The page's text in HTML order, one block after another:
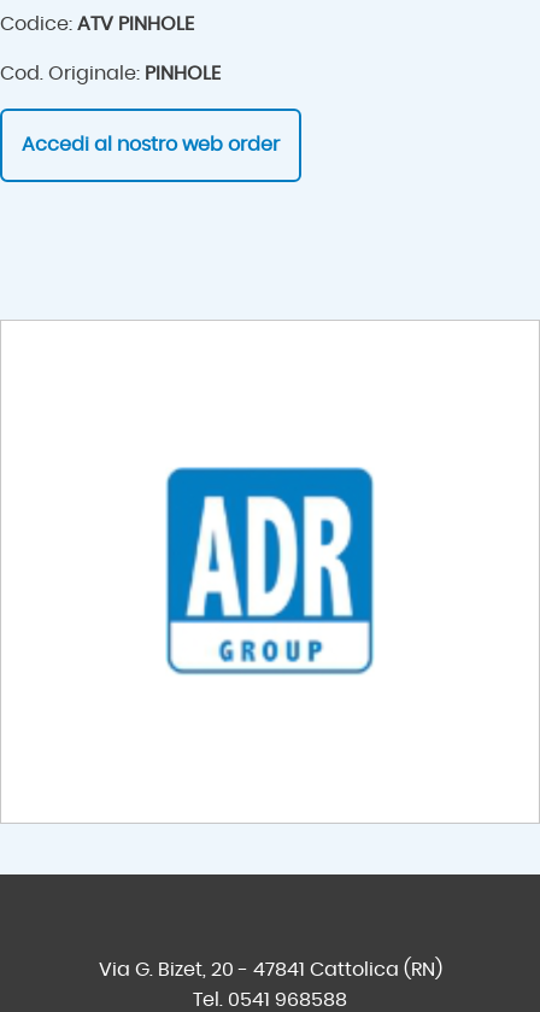
Codice: ATV PINHOLE
Cod. Originale: PINHOLE
Accedi al nostro web order
Via G. Bizet, 20 - 47841 Cattolica (RN)
Tel. 0541 968588